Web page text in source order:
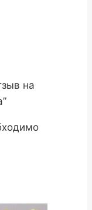
на